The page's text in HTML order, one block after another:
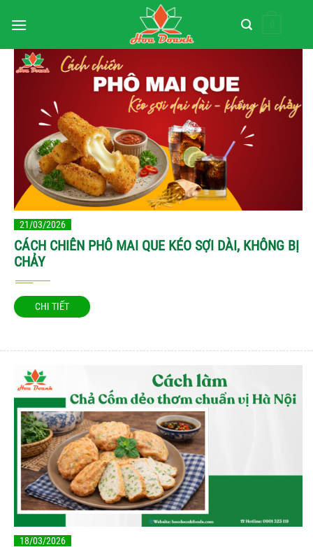
qua
Trang chủ »
21/03/2026
CÁCH CHIÊN PHÔ MAI QUE KÉO SỢI DÀI, KHÔNG BỊ
CHẢY
CHI TIẾT
18/03/2026